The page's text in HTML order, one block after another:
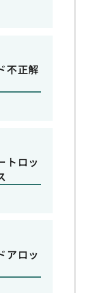
不正解
トロッ
アロッ